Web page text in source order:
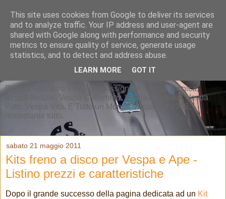
Blog di Restauro Vespa professionale, Vespa Tecnica,
Vespa Notizie, Vespa Chilometri, Vespa Curiosità, Vespa
Foto, Vespa Vita. E'Tutto un Mondo Vespa dal 1946,
nonostante tutto.
sabato 21 maggio 2011
Kits freno a disco per Vespa e Ape -
Listino prezzi e caratteristiche
Dopo il grande successo della pagina dedicata ad un Kit
This site uses cookies from Google to deliver its services
and to analyze traffic. Your IP address and user-agent are
shared with Google along with performance and security
metrics to ensure quality of service, generate usage
statistics, and to detect and address abuse.
LEARN MORE GOT IT